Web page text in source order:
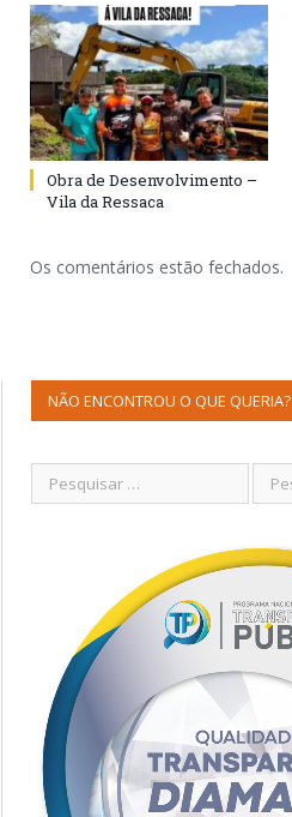
Obra de Desenvolvimento –
Vila da Ressaca
Os comentários estão fechados.
NÃO ENCONTROU O QUE QUERIA?